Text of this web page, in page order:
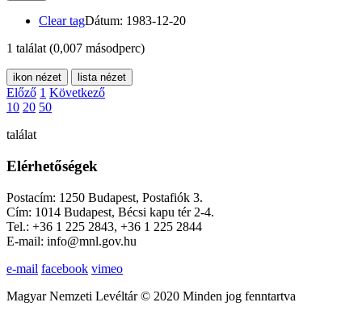
Clear tagDátum: 1983-12-20
1 találat (0,007 másodperc)
ikon nézet lista nézet
Előző 1 Következő
10 20 50
találat
Elérhetőségek
Postacím: 1250 Budapest, Postafiók 3.
Cím: 1014 Budapest, Bécsi kapu tér 2-4.
Tel.: +36 1 225 2843, +36 1 225 2844
E-mail: info@mnl.gov.hu
e-mail facebook vimeo
Magyar Nemzeti Levéltár © 2020 Minden jog fenntartva